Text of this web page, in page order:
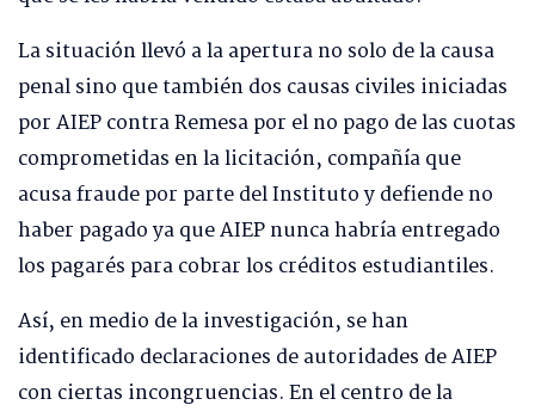
La situación llevó a la apertura no solo de la causa
penal sino que también dos causas civiles iniciadas
por AIEP contra Remesa por el no pago de las cuotas
comprometidas en la licitación, compañía que
acusa fraude por parte del Instituto y defiende no
haber pagado ya que AIEP nunca habría entregado
los pagarés para cobrar los créditos estudiantiles.
Así, en medio de la investigación, se han
identificado declaraciones de autoridades de AIEP
con ciertas incongruencias. En el centro de la